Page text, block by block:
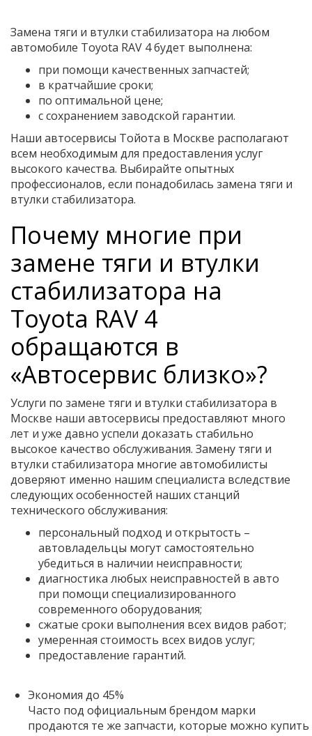
Замена тяги и втулки стабилизатора на любом
автомобиле Toyota RAV 4 будет выполнена:
при помощи качественных запчастей;
в кратчайшие сроки;
по оптимальной цене;
с сохранением заводской гарантии.
Наши автосервисы Тойота в Москве располагают
всем необходимым для предоставления услуг
высокого качества. Выбирайте опытных
профессионалов, если понадобилась замена тяги и
втулки стабилизатора.
Почему многие при
замене тяги и втулки
стабилизатора на
Toyota RAV 4
обращаются в
«Автосервис близко»?
Услуги по замене тяги и втулки стабилизатора в
Москве наши автосервисы предоставляют много
лет и уже давно успели доказать стабильно
высокое качество обслуживания. Замену тяги и
втулки стабилизатора многие автомобилисты
доверяют именно нашим специалиста вследствие
следующих особенностей наших станций
технического обслуживания:
персональный подход и открытость –
автовладельцы могут самостоятельно
убедиться в наличии неисправности;
диагностика любых неисправностей в авто
при помощи специализированного
современного оборудования;
сжатые сроки выполнения всех видов работ;
умеренная стоимость всех видов услуг;
предоставление гарантий.
Экономия до 45%
Часто под официальным брендом марки
продаются те же запчасти, которые можно купить